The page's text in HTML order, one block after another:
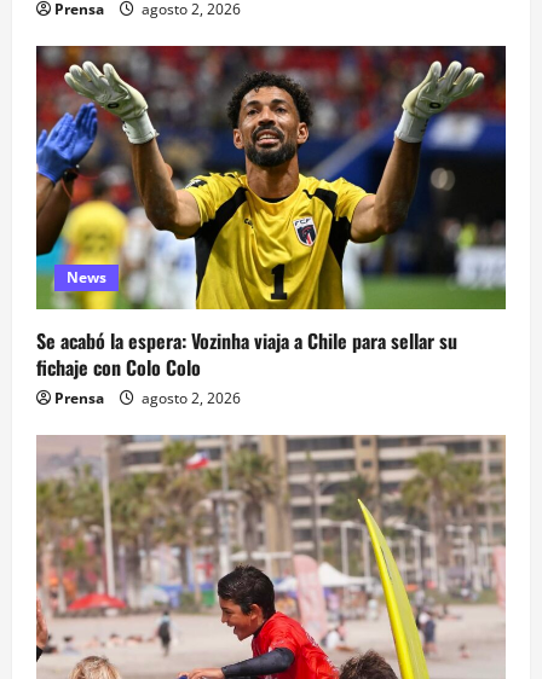
Prensa agosto 2, 2026
News
Se acabó la espera: Vozinha viaja a Chile para sellar su
fichaje con Colo Colo
Prensa agosto 2, 2026